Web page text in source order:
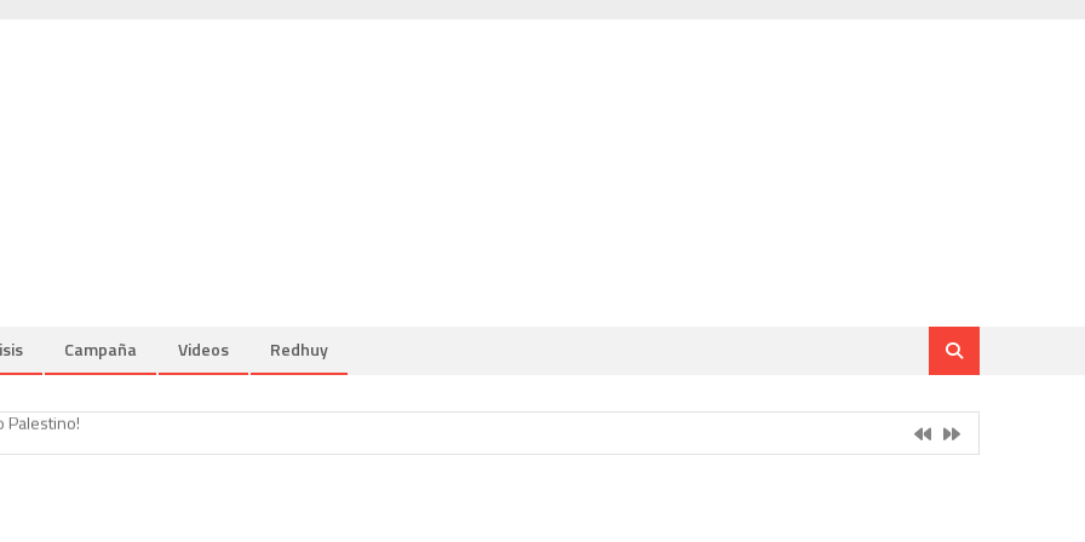
Campaña Videos Redhuy
el pico del Naiguatá
Palestino!